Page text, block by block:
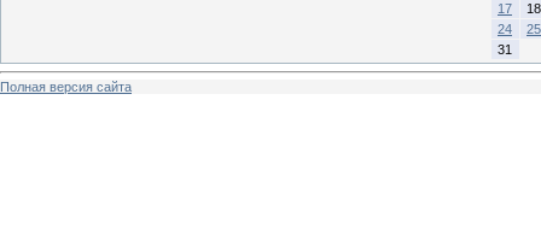
17
18
24
25
31
Полная версия сайта